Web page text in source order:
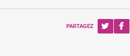
PARTAGEZ